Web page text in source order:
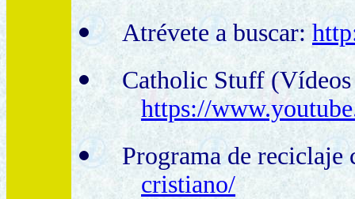
Atrévete a buscar:
Catholic Stuff (Vídeos
https://
Programa de
cristiano/